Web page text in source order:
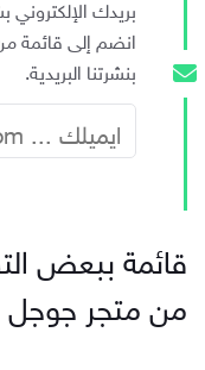
بريدك
انضم إلى قائمة
بنشرتنا البريدية.
قائمة ببعض
من متجر جوجل